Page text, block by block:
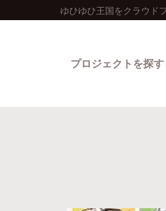
ゆひゆひ王国をクラウド
プロジェクトを探す